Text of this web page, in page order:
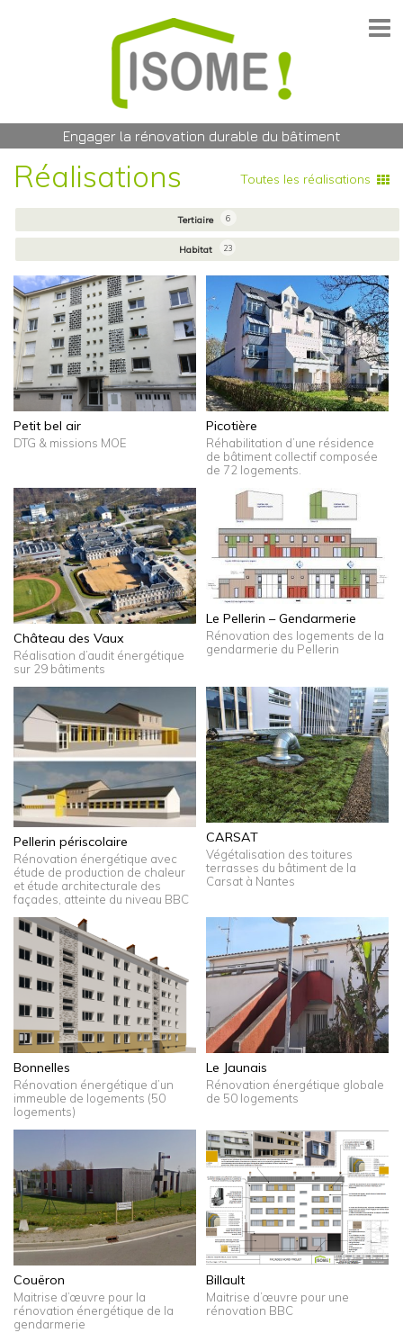
Engager la rénovation durable du bâtiment
Réalisations Toutes les réalisations
Tertiaire 6
Habitat 23
Petit bel air
DTG & missions MOE
Picotière
Réhabilitation d’une résidence
de bâtiment collectif composée
de 72 logements.
Château des Vaux
Réalisation d’audit énergétique
sur 29 bâtiments
Le Pellerin – Gendarmerie
Rénovation des logements de la
gendarmerie du Pellerin
Pellerin périscolaire
Rénovation énergétique avec
étude de production de chaleur
et étude architecturale des
façades, atteinte du niveau BBC
CARSAT
Végétalisation des toitures
terrasses du bâtiment de la
Carsat à Nantes
Bonnelles
Rénovation énergétique d’un
immeuble de logements (50
logements)
Le Jaunais
Rénovation énergétique globale
de 50 logements
Couëron
Maitrise d’œuvre pour la
rénovation énergétique de la
gendarmerie
Billault
Maitrise d’œuvre pour une
rénovation BBC